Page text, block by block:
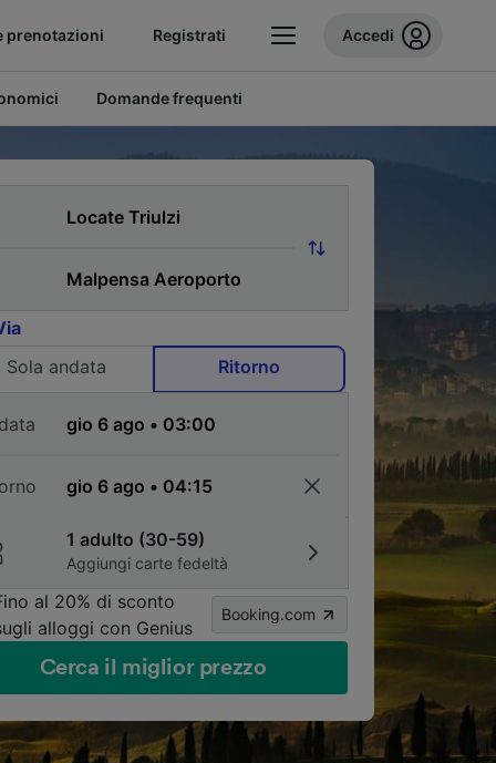
prenotazioni Registrati Accedi
Domande frequenti
Sola andata
Ritorno
1 adulto (30-59)
Aggiungi carte fedeltà
al 20% di sconto
alloggi con Genius
Booking.com
Cerca il miglior prezzo